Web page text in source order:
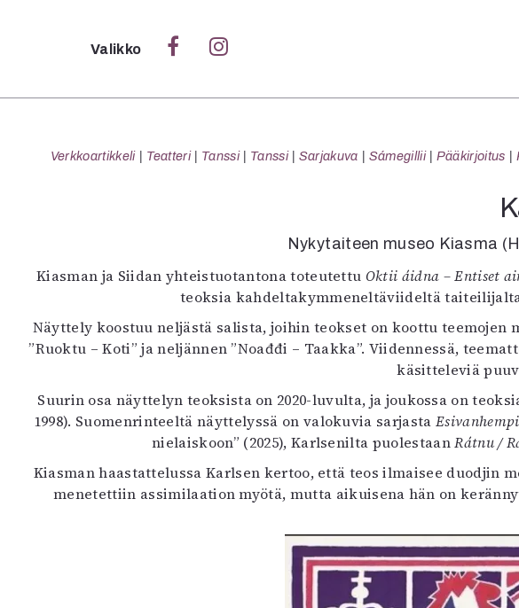
Sulje
Verkkoartikkeli
Sarjakuva
Pääkirjoitus
Paperilehdestä
Oulu2026
Näyttelyt
Musiikki
Kuvataide
Kirjat
In English
Esitystaide
Arkisto
Valikko
Verkkoartikkeli Teatteri Tanssi Tanssi Sarjakuva Sámegillii Pääkirjoitus
Nykytaiteen museo Kiasma
Kiasman ja Siidan yhteistuotantona toteutettu Oktii áidna – Entiset
teoksia kahdeltakymmeneltäviideltä
Näyttely koostuu neljästä salista, joihin teokset on koottu teemojen
”Ruoktu – Koti” ja neljännen ”Noađđi – Taakka”. Viidennessä,
käsitteleviä
Suurin osa näyttelyn teoksista on 2020-luvulta, ja joukossa on
1998). Suomenrinteeltä näyttelyssä on valokuvia sarjasta
nielaiskoon” (2025), Karlsenilta puolestaanRátnu /
Kiasman haastattelussa Karlsen kertoo, että teos ilmaisee duodjin
menetettiin assimilaation myötä, mutta aikuisena hän on